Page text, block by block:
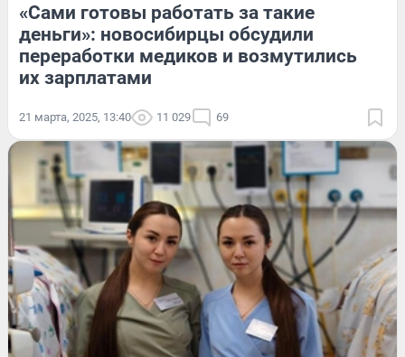
«Сами готовы работать за такие
деньги»: новосибирцы обсудили
переработки медиков и возмутились
их зарплатами
21 марта, 2025, 13:40 11 029 69